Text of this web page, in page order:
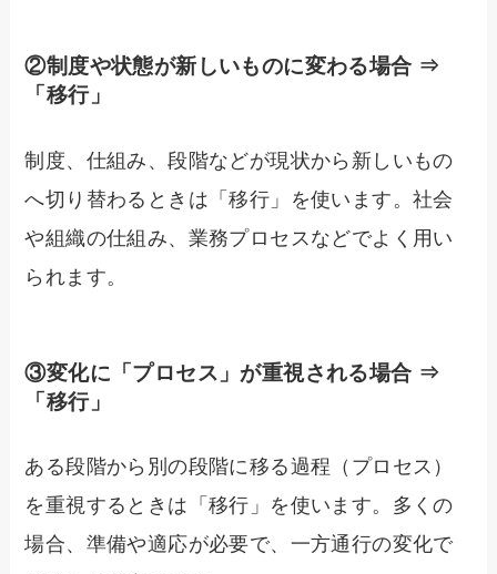
②制度や状態が新しいものに変わる場合 ⇒
「移行」
制度、仕組み、段階などが現状から新しいもの
へ切り替わるときは「移行」を使います。社会
や組織の仕組み、業務プロセスなどでよく用い
られます。
③変化に「プロセス」が重視される場合 ⇒
「移行」
ある段階から別の段階に移る過程（プロセス）
を重視するときは「移行」を使います。多くの
場合、準備や適応が必要で、一方通行の変化で